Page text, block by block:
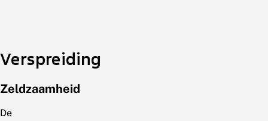
Verspreiding
Zeldzaamheid
De